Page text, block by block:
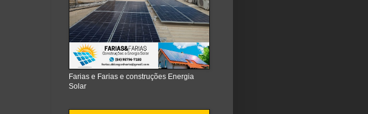
Farias e Farias e construções Energia
Solar